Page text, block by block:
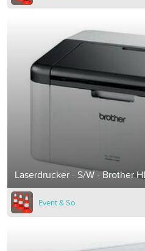
Laserdrucker - S/W - Brother
Event & So